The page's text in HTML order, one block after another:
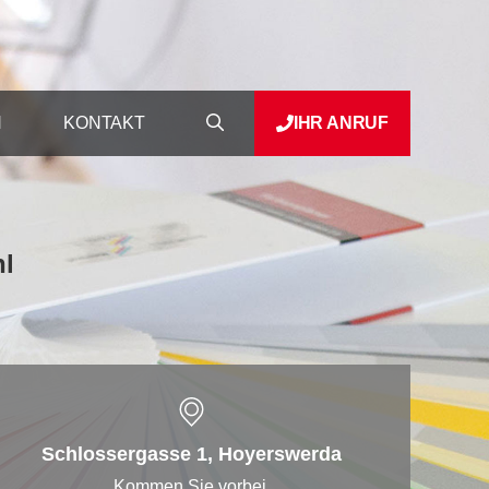
KONTAKT IHR ANRUF
Schlossergasse 1, Hoyerswerda